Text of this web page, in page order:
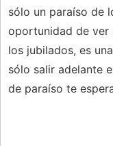
sólo un paraíso de
oportunidad de ver
los jubilados, es
sólo salir adelante
de paraíso te